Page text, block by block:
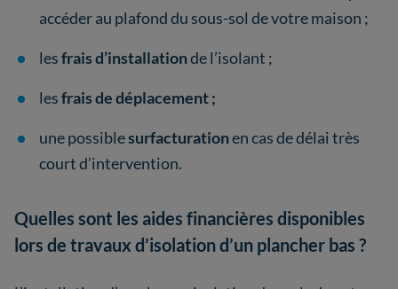
accéder au plafond du sous-sol de votre maison ;
lesfrais d’installationde l’isolant ;
lesfrais de déplacement ;
une possiblesurfacturationen cas de délai très
court d’intervention.
Quelles sont les aides financières disponibles
lors de travaux d’isolation d’un plancher bas ?